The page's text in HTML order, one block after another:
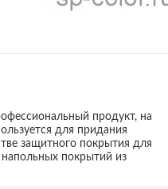
продукт, на
для придания
защитного покрытия для
покрытий из